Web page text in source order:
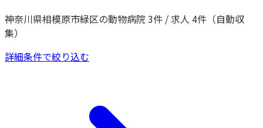
神奈川県相模原市緑区の動物病院 3件 / 求人 4件（自動収
集）
詳細条件で絞り込む